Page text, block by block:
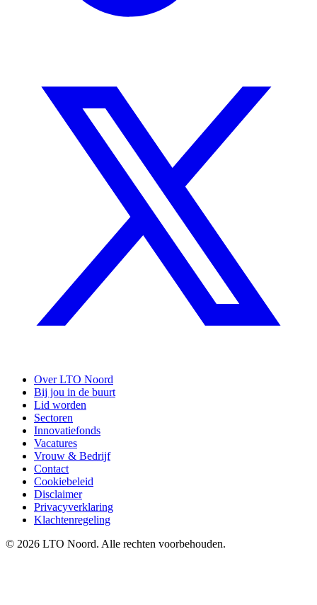
Over LTO Noord
Bij jou in de buurt
Lid worden
Sectoren
Innovatiefonds
Vacatures
Vrouw & Bedrijf
Contact
Cookiebeleid
Disclaimer
Privacyverklaring
Klachtenregeling
© 2026 LTO Noord. Alle rechten voorbehouden.